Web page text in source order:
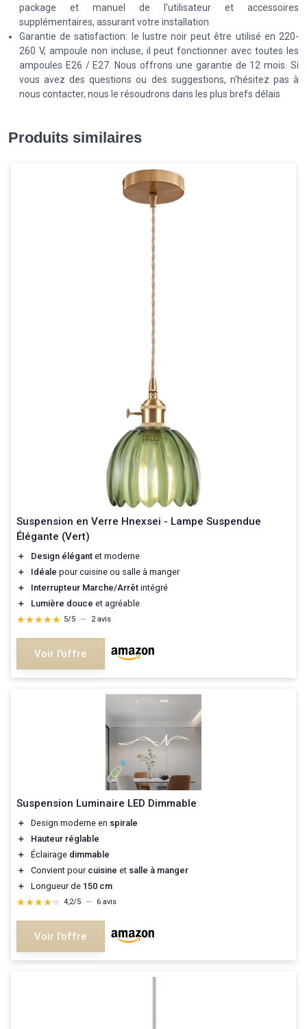
package et manuel de l'utilisateur et accessoires
supplémentaires, assurant votre installation
Garantie de satisfaction: le lustre noir peut être utilisé en 220-
260 V, ampoule non incluse, il peut fonctionner avec toutes les
ampoules E26 / E27. Nous offrons une garantie de 12 mois. Si
vous avez des questions ou des suggestions, n'hésitez pas à
nous contacter, nous le résoudrons dans les plus brefs délais
Produits similaires
Suspension en Verre Hnexsei - Lampe Suspendue
Élégante (Vert)
＋ Design élégant et moderne
＋
Idéale pour cuisine ou salle à manger
＋
Interrupteur Marche/Arrêt intégré
＋
Lumière douce et agréable
★★★★★
★★★★★ 5/5 — 2 avis
Voir l'offre
Suspension Luminaire LED Dimmable
＋ Design moderne en spirale
＋
Hauteur réglable
＋
Éclairage dimmable
＋
Convient pour cuisine et salle à manger
＋
Longueur de 150 cm
★★★★★
★★★★★ 4,2/5 — 6 avis
Voir l'offre